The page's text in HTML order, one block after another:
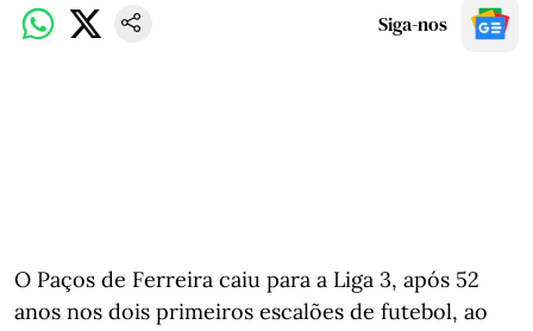
Siga-nos
O Paços de Ferreira caiu para a Liga 3, após 52
anos nos dois primeiros escalões de futebol, ao